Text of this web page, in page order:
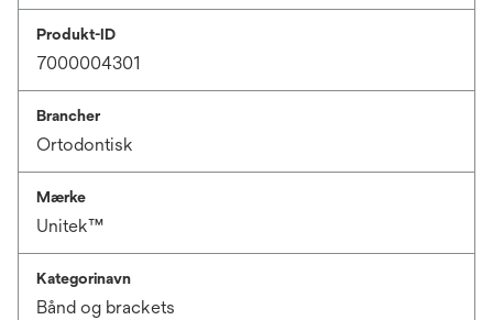
Produkt-ID
7000004301
Brancher
Ortodontisk
Mærke
Unitek™
Kategorinavn
Bånd og brackets